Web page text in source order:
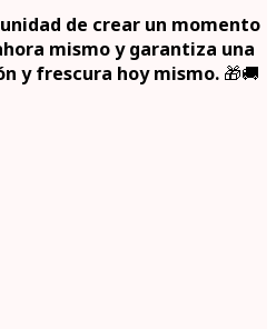
de crear un momento
mismo y garantiza una
y frescura hoy mismo. 🎁🚚